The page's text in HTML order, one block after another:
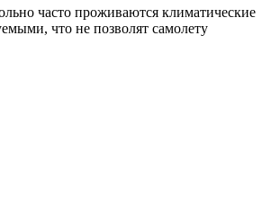
часто проживаются климатические
что не позволят самолету